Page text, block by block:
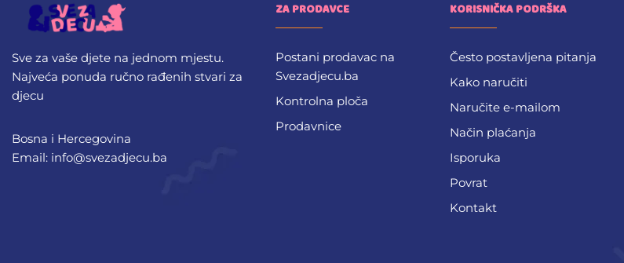
Sve za vaše djete na jednom mjestu.
Najveća ponuda ručno rađenih stvari za
djecu
Bosna i Hercegovina
Email: info@svezadjecu.ba
ZA PRODAVCE
Postani prodavac na
Svezadjecu.ba
Kontrolna ploča
Prodavnice
KORISNIČKA PODRŠKA
Često postavljena pitanja
Kako naručiti
Naručite e-mailom
Način plaćanja
Isporuka
Povrat
Kontakt